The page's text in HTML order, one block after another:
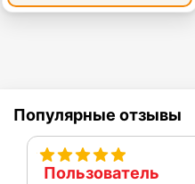
Популярные отзывы
Пользователь